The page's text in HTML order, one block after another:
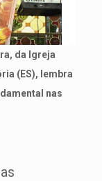
da Igreja
(ES), lembra
nas